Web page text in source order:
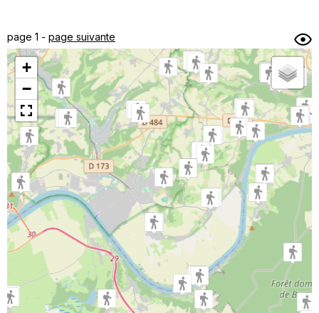
sous-dossiers
Trier par
Horodatage Photos
page 1 - page suivante
+
−